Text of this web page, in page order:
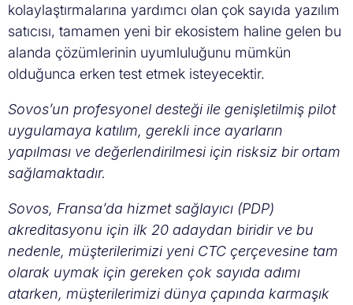
kolaylaştırmalarına yardımcı olan çok sayıda yazılım
satıcısı, tamamen yeni bir ekosistem haline gelen bu
alanda çözümlerinin uyumluluğunu mümkün
olduğunca erken test etmek isteyecektir.
Sovos’un profesyonel desteği ile genişletilmiş pilot
uygulamaya katılım, gerekli ince ayarların
yapılması ve değerlendirilmesi için risksiz bir ortam
sağlamaktadır.
Sovos, Fransa’da hizmet sağlayıcı (PDP)
akreditasyonu için ilk 20 adaydan biridir ve bu
nedenle, müşterilerimizi yeni CTC çerçevesine tam
olarak uymak için gereken çok sayıda adımı
atarken, müşterilerimizi dünya çapında karmaşık